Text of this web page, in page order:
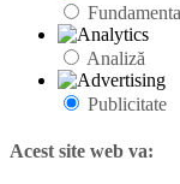
Analiză
Publicitate
Acest site web va: